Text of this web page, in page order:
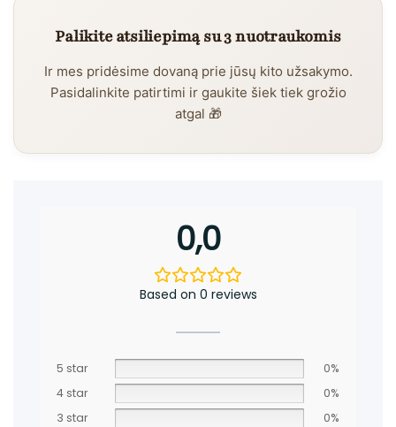
Palikite atsiliepimą su 3 nuotraukomis
Ir mes pridėsime dovaną prie jūsų kito užsakymo.
Pasidalinkite patirtimi ir gaukite šiek tiek grožio
atgal 🎁
0,0
Based on 0 reviews
5 star
0%
4 star
0%
3 star
0%